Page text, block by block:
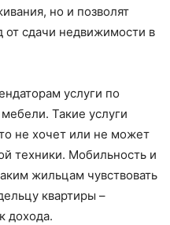
но и позволят
от сдачи недвижимости в
услуги по
Такие услуги
не хочет или не может
техники. Мобильность и
жильцам чувствовать
квартиры –
дохода.